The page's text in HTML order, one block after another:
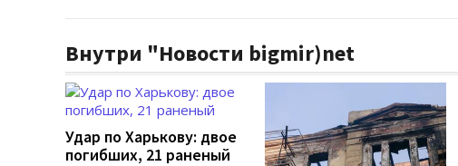
Внутри "Новости bigmir)net
Удар по Харькову: двое
погибших, 21 раненый